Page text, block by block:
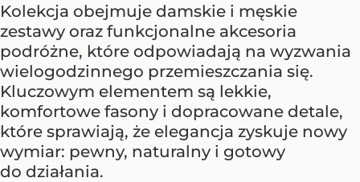
Kolekcja obejmuje damskie i męskie
zestawy oraz funkcjonalne akcesoria
podróżne, które odpowiadają na wyzwania
wielogodzinnego przemieszczania się.
Kluczowym elementem są lekkie,
komfortowe fasony i dopracowane detale,
które sprawiają, że elegancja zyskuje nowy
wymiar: pewny, naturalny i gotowy
do działania.